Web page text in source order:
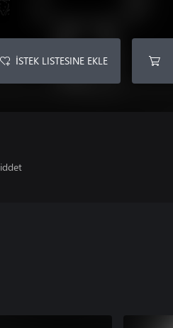
İSTEK LISTESINE EKLE